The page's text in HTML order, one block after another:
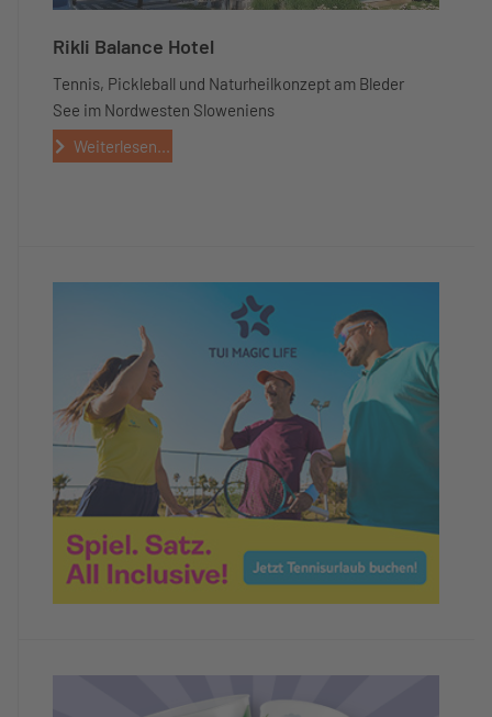
Rikli Balance Hotel
Tennis, Pickleball und Naturheilkonzept am Bleder
See im Nordwesten Sloweniens
Weiterlesen...